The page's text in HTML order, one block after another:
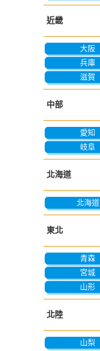
近畿
大阪
兵庫
滋賀
中部
愛知
岐阜
北海道
北海道
東北
青森
宮城
山形
北陸
山梨